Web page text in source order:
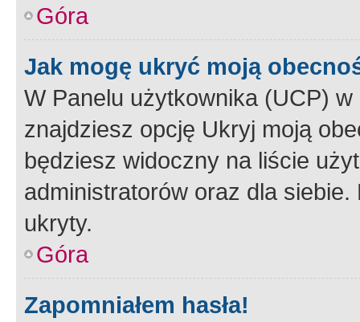
Góra
Jak mogę ukryć moją
W Panelu użytkownika (UCP) w
znajdziesz opcję Ukryj moją
będziesz widoczny na liście
administratorów oraz dla
ukryty.
Góra
Zapomniałem hasła!